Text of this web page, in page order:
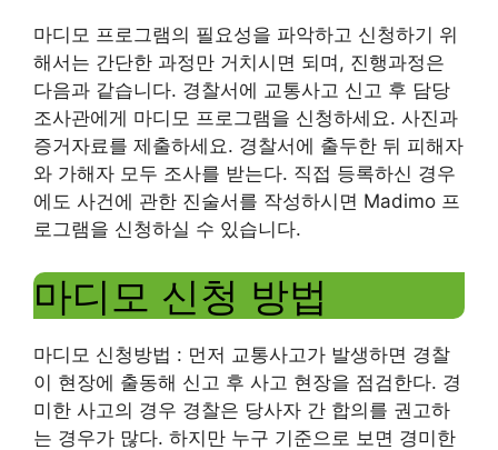
마디모 프로그램의 필요성을 파악하고 신청하기 위
해서는 간단한 과정만 거치시면 되며, 진행과정은
다음과 같습니다. 경찰서에 교통사고 신고 후 담당
조사관에게 마디모 프로그램을 신청하세요. 사진과
증거자료를 제출하세요. 경찰서에 출두한 뒤 피해자
와 가해자 모두 조사를 받는다. 직접 등록하신 경우
에도 사건에 관한 진술서를 작성하시면 Madimo 프
로그램을 신청하실 수 있습니다.
마디모 신청 방법
마디모 신청방법 : 먼저 교통사고가 발생하면 경찰
이 현장에 출동해 신고 후 사고 현장을 점검한다. 경
미한 사고의 경우 경찰은 당사자 간 합의를 권고하
는 경우가 많다. 하지만 누구 기준으로 보면 경미한